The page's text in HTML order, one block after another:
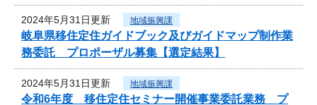
2024年5月31日更新 地域振興課
岐阜県移住定住ガイドブック及びガイドマップ制作業
務委託 プロポーザル募集【選定結果】
2024年5月31日更新 地域振興課
令和6年度 移住定住セミナー開催事業委託業務 プ